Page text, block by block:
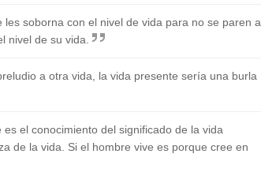
les soborna con el nivel de vida para no se paren a
nivel de su vida.
a otra vida, la vida presente sería una burla
es el conocimiento del significado de la vida
de la vida. Si el hombre vive es porque cree en